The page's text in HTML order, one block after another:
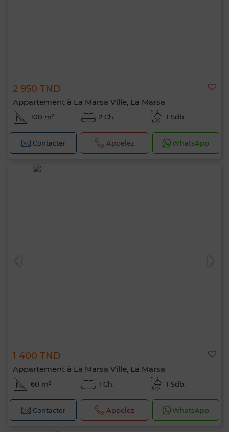
2 950 TND
Appartement à La Marsa Ville, La Marsa
100 m² 2 Ch. 1 Sdb.
Contacter Appelez WhatsApp
1 400 TND
Appartement à La Marsa Ville, La Marsa
60 m² 1 Ch. 1 Sdb.
Contacter Appelez WhatsApp